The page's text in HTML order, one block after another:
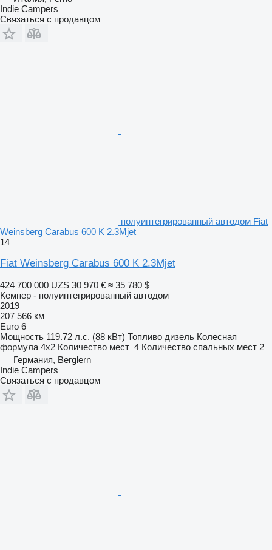
Indie Campers
Связаться с продавцом
полуинтегрированный автодом Fiat
Weinsberg Carabus 600 K 2.3Mjet
14
Fiat Weinsberg Carabus 600 K 2.3Mjet
424 700 000 UZS 30 970 € ≈ 35 780 $
Кемпер - полуинтегрированный автодом
2019
207 566 км
Euro 6
Мощность 119.72 л.с. (88 кВт) Топливо дизель Колесная
формула 4x2 Количество мест 4 Количество спальных мест 2
Германия, Berglern
Indie Campers
Связаться с продавцом